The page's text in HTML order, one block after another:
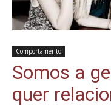
Comportamento
Somos a
quer